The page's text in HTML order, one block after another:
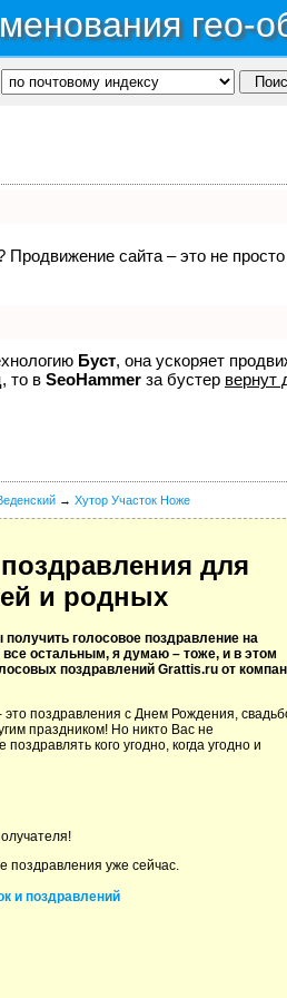
гео-
Продвижение сайта – это не
Буст, она ускоряет
то в SeoHammer за бустер вернут
→ Хутор Участок Ноже
для
и родных
голосовое поздравление на
остальным, я думаю – тоже, и в этом
поздравлений Grattis.ru от
поздравления с Днем Рождения,
праздником! Но никто Вас не
кого угодно, когда угодно и
поздравления уже сейчас.
и поздравлений